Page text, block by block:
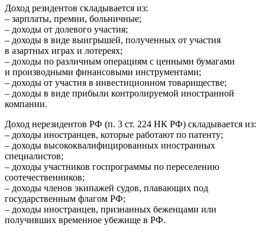
Доход резидентов складывается из:
– зарплаты, премии, больничные;
– доходы от долевого участия;
– доходы в виде выигрышей, полученных от участия
в азартных играх и лотереях;
– доходы по различным операциям с ценными бумагами
и производными финансовыми инструментами;
– доходы от участия в инвестиционном товариществе;
– доходы в виде прибыли контролируемой иностранной
компании.
Доход нерезидентов РФ (п. 3 ст. 224 НК РФ) складывается из:
– доходы иностранцев, которые работают по патенту;
– доходы высококвалифицированных иностранных
специалистов;
– доходы участников госпрограммы по переселению
соотечественников;
– доходы членов экипажей судов, плавающих под
государственным флагом РФ;
– доходы иностранцев, признанных беженцами или
получивших временное убежище в РФ.